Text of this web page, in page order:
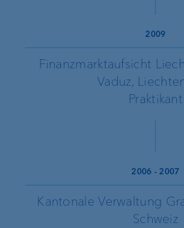
2009
Finanzmarktaufsicht
Vaduz,
Praktikant
2006 - 2007
Kantonale Verwaltung
Schweiz